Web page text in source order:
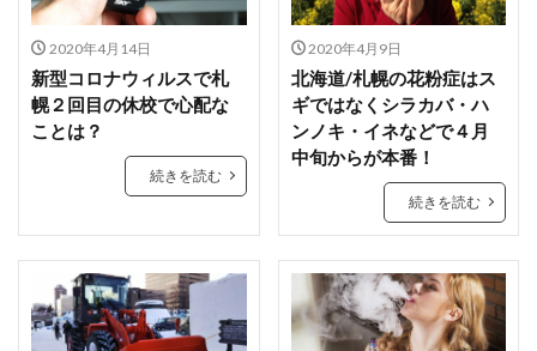
2020年4月14日
新型コロナウィルスで札
幌２回目の休校で心配な
ことは？
続きを読む
2020年4月9日
北海道/札幌の花粉症はス
ギではなくシラカバ・ハ
ンノキ・イネなどで４月
中旬からが本番！
続きを読む